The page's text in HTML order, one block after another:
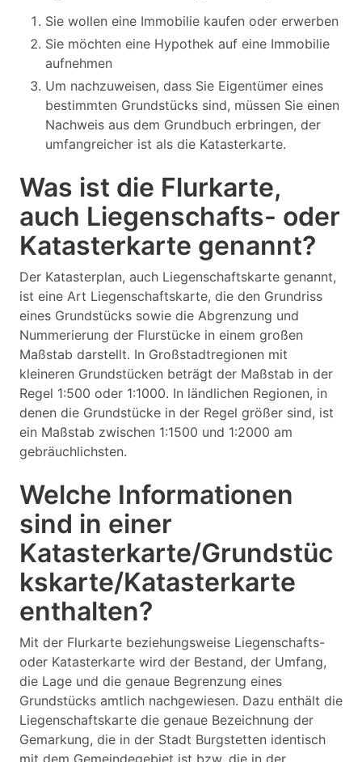
Sie wollen eine Immobilie kaufen oder erwerben
Sie möchten eine Hypothek auf eine Immobilie
aufnehmen
Um nachzuweisen, dass Sie Eigentümer eines
bestimmten Grundstücks sind, müssen Sie einen
Nachweis aus dem Grundbuch erbringen, der
umfangreicher ist als die Katasterkarte.
Was ist die Flurkarte,
auch Liegenschafts- oder
Katasterkarte genannt?
Der Katasterplan, auch Liegenschaftskarte genannt,
ist eine Art Liegenschaftskarte, die den Grundriss
eines Grundstücks sowie die Abgrenzung und
Nummerierung der Flurstücke in einem großen
Maßstab darstellt. In Großstadtregionen mit
kleineren Grundstücken beträgt der Maßstab in der
Regel 1:500 oder 1:1000. In ländlichen Regionen, in
denen die Grundstücke in der Regel größer sind, ist
ein Maßstab zwischen 1:1500 und 1:2000 am
gebräuchlichsten.
Welche Informationen
sind in einer
Katasterkarte/Grundstüc
kskarte/Katasterkarte
enthalten?
Mit der Flurkarte beziehungsweise Liegenschafts-
oder Katasterkarte wird der Bestand, der Umfang,
die Lage und die genaue Begrenzung eines
Grundstücks amtlich nachgewiesen. Dazu enthält die
Liegenschaftskarte die genaue Bezeichnung der
Gemarkung, die in der Stadt Burgstetten identisch
mit dem Gemeindegebiet ist bzw. die in der